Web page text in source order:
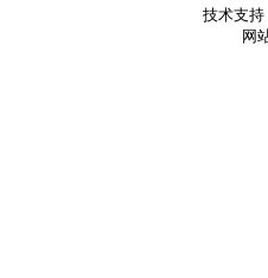
技术支持
网